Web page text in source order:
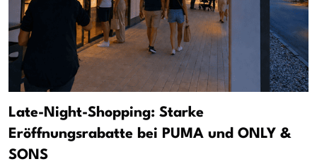
Late-Night-Shopping: Starke
Eröffnungsrabatte bei PUMA und ONLY &
SONS